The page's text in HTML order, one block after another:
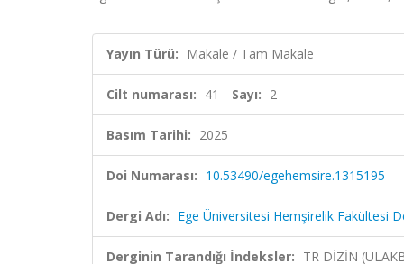
Yayın Türü: Makale / Tam Makale
Cilt numarası: 41 Sayı: 2
Basım Tarihi: 2025
Doi Numarası: 10.53490/egehemsire.1315195
Dergi Adı: Ege Üniversitesi Hemşirelik Fakültesi
Derginin Tarandığı İndeksler: TR DİZİN